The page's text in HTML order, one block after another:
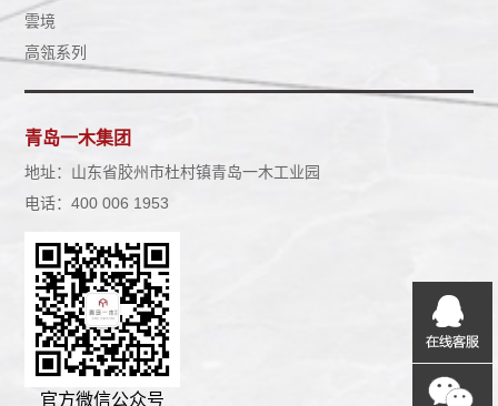
雲境
高瓴系列
青岛一木集团
地址：山东省胶州市杜村镇青岛一木工业园
电话：400 006 1953
官方微信公众号